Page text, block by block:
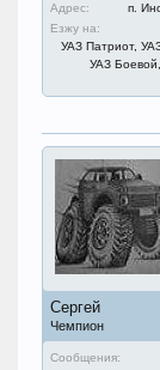
Адрес:
п.
Езжу на:
УАЗ Патриот,
УАЗ
Сергей
Чемпион
Сообщения: